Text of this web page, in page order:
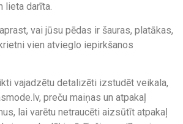
lieta darīta.
vai jūsu pēdas ir šauras, platākas,
vien atvieglo iepirkšanos
vajadzētu detalizēti izstudēt veikala,
preču maiņas un atpakaļ
lai varētu netraucēti aizsūtīt atpakaļ